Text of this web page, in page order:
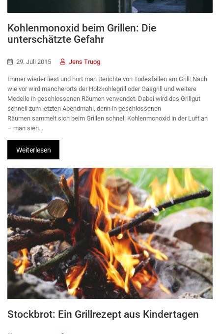
Kohlenmonoxid beim Grillen: Die
unterschätzte Gefahr
29. Juli 2015 Jens Truog
Immer wieder liest und hört man Berichte von Todesfällen am Grill: Nach
wie vor wird mancherorts der Holzkohlegrill oder Gasgrill und weitere
Modelle in geschlossenen Räumen verwendet. Dabei wird das Grillgut
schnell zum letzten Abendmahl, denn in geschlossenen
Räumen sammelt sich beim Grillen schnell Kohlenmonoxid in der Luft an
– man sieh...
Weiterlesen
Stockbrot: Ein Grillrezept aus Kindertagen